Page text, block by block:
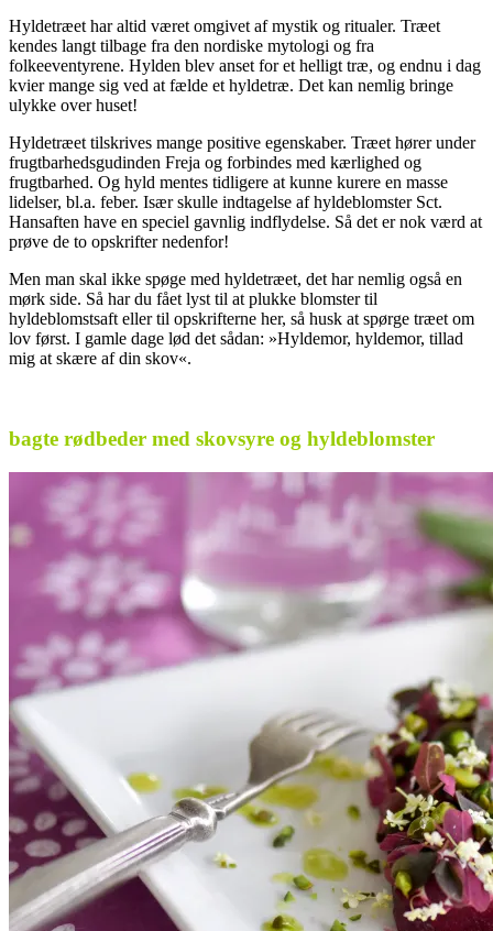
Hyldetræet har altid været omgivet af mystik og ritualer. Træet
kendes langt tilbage fra den nordiske mytologi og fra
folkeeventyrene. Hylden blev anset for et helligt træ, og endnu i dag
kvier mange sig ved at fælde et hyldetræ. Det kan nemlig bringe
ulykke over huset!
Hyldetræet tilskrives mange positive egenskaber. Træet hører under
frugtbarhedsgudinden Freja og forbindes med kærlighed og
frugtbarhed. Og hyld mentes tidligere at kunne kurere en masse
lidelser, bl.a. feber. Især skulle indtagelse af hyldeblomster Sct.
Hansaften have en speciel gavnlig indflydelse. Så det er nok værd at
prøve de to opskrifter nedenfor!
Men man skal ikke spøge med hyldetræet, det har nemlig også en
mørk side. Så har du fået lyst til at plukke blomster til
hyldeblomstsaft eller til opskrifterne her, så husk at spørge træet om
lov først. I gamle dage lød det sådan: »Hyldemor, hyldemor, tillad
mig at skære af din skov«.
bagte rødbeder med skovsyre og hyldeblomster